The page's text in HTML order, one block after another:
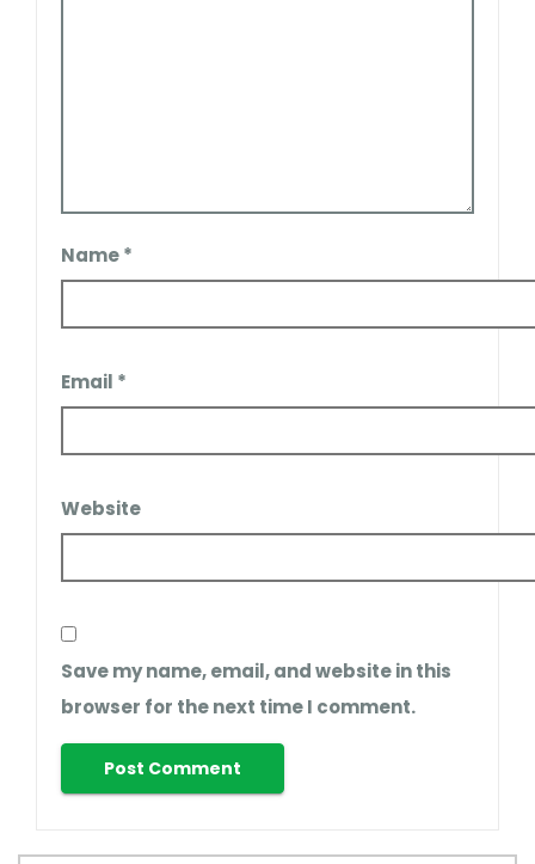
Name*
Email *
Website
Save my name, email, and website in this
browser for the next time I comment.